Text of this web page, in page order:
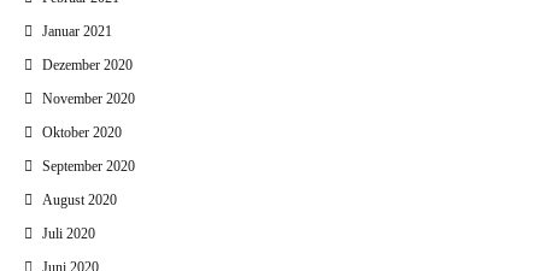
Januar 2021
Dezember 2020
November 2020
Oktober 2020
September 2020
August 2020
Juli 2020